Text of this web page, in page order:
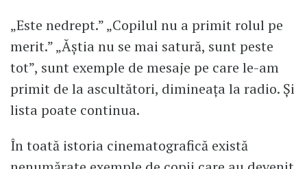
„Este nedrept.” „Copilul nu a primit rolul pe
merit.” „Ăștia nu se mai satură, sunt peste
tot”, sunt exemple de mesaje pe care le-am
primit de la ascultători, dimineața la radio. Și
lista poate continua.
În toată istoria cinematografică există